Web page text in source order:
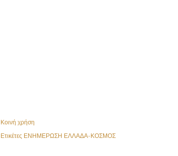
Κοινή χρήση
Ετικέτες ΕΝΗΜΕΡΩΣΗ ΕΛΛΑΔΑ-ΚΟΣΜΟΣ